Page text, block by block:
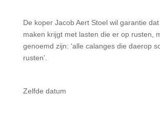
De koper Jacob Aert Stoel wil garantie
maken krijgt met lasten die er op rusten,
genoemd zijn: ‘alle calanges die daerop
rusten’.
Zelfde datum